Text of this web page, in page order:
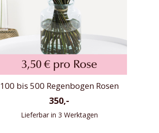
100 bis 500 Regenbogen Rosen
350,-
Lieferbar in 3 Werktagen